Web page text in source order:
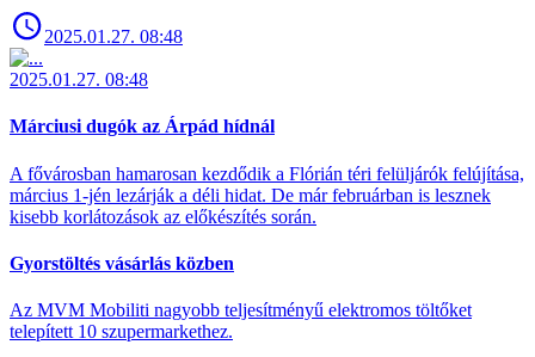
2025.01.27. 08:48
2025.01.27. 08:48
Márciusi dugók az Árpád hídnál
A fővárosban hamarosan kezdődik a Flórián téri felüljárók felújítása,
március 1-jén lezárják a déli hidat. De már februárban is lesznek
kisebb korlátozások az előkészítés során.
Gyorstöltés vásárlás közben
Az MVM Mobiliti nagyobb teljesítményű elektromos töltőket
telepített 10 szupermarkethez.